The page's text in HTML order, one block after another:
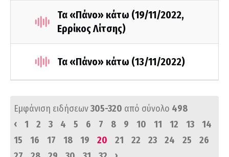
Τα «Πάνο» κάτω (19/11/2022,
Ερρίκος Λίτσης)
Τα «Πάνο» κάτω (13/11/2022)
Εμφάνιση ειδήσεων305-320 από σύνολο 498
‹
1 2 3 4 5 6 7 8 9 10 11 12 13
14
15
16 17 18 19 20 21 22 23 24 25
26